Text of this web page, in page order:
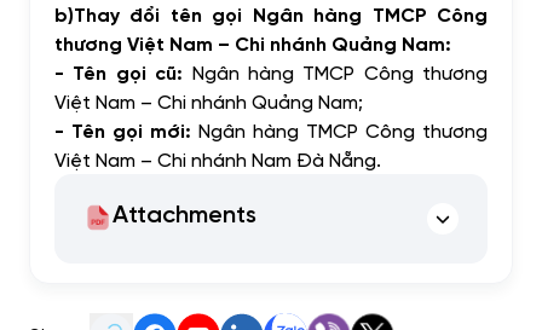
b)Thay đổi tên gọi Ngân hàng TMCP Công
thương Việt Nam – Chi nhánh Quảng Nam:
- Tên gọi cũ: Ngân hàng TMCP Công thương
Việt Nam – Chi nhánh Quảng Nam;
- Tên gọi mới: Ngân hàng TMCP Công thương
Việt Nam – Chi nhánh Nam Đà Nẵng.
Attachments